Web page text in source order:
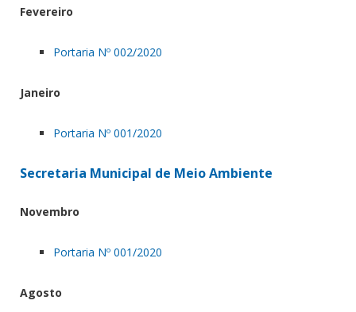
Fevereiro
Portaria Nº 002/2020
Janeiro
Portaria Nº 001/2020
Secretaria Municipal de Meio Ambiente
Novembro
Portaria Nº 001/2020
Agosto